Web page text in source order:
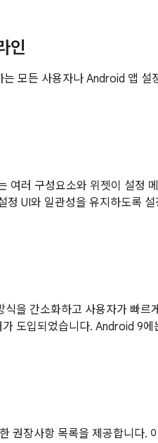
인
모든 사용자나 Android 앱 설
러 구성요소와 위젯이 설정
UI와 일관성을 유지하도록
을 간소화하고 사용자가 빠르
도입되었습니다. Android 9
권장사항 목록을 제공합니다.